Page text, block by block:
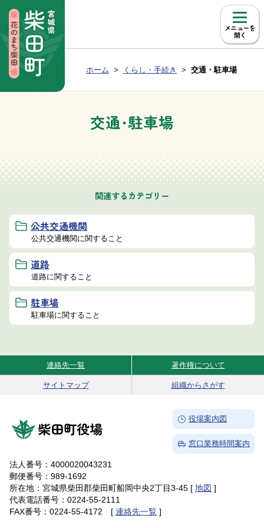
メニュー
Group NAV 現在位置：
ホーム くらし・手続き 交通・駐車場
交通・駐車場
関連するカテゴリー
公共交通機関
公共交通機関に関すること
道路
道路に関すること
駐車場
駐車場に関すること
Site Navigation
連絡先一覧 著作権について
サイトマップ 組織からさがす
柴田町役場
→
役場案内図
→
窓口業務時間案内
法人番号：4000020043231
郵便番号：989-1692
所在地：宮城県柴田郡柴田町船岡中央2丁目3-45 [ 地図 ]
代表電話番号：0224-55-2111
FAX番号：0224-55-4172 [ 連絡先一覧 ]